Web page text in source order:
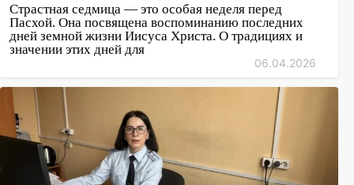
Страстная седмица — это особая неделя перед
Пасхой. Она посвящена воспоминанию последних
дней земной жизни Иисуса Христа. О традициях и
значении этих дней для
06.04.2026